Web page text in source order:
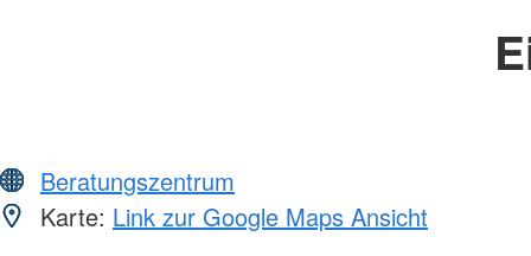
Beratungszentrum
Karte: Link zur Google Maps Ansicht